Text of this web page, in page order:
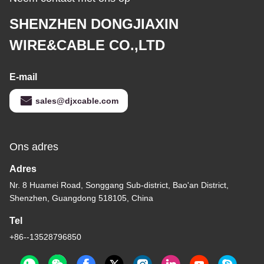
SHENZHEN DONGJIAXIN
WIRE&CABLE CO.,LTD
E-mail
sales@djxcable.com
Ons adres
Adres
Nr. 8 Huamei Road, Songgang Sub-district, Bao'an District,
Shenzhen, Guangdong 518105, China
Tel
+86--13528796850